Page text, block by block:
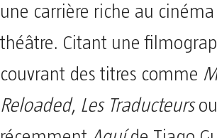
une carrière riche au
théâtre. Citant une
couvrant des titres comme
Reloaded, Les Traducteurs